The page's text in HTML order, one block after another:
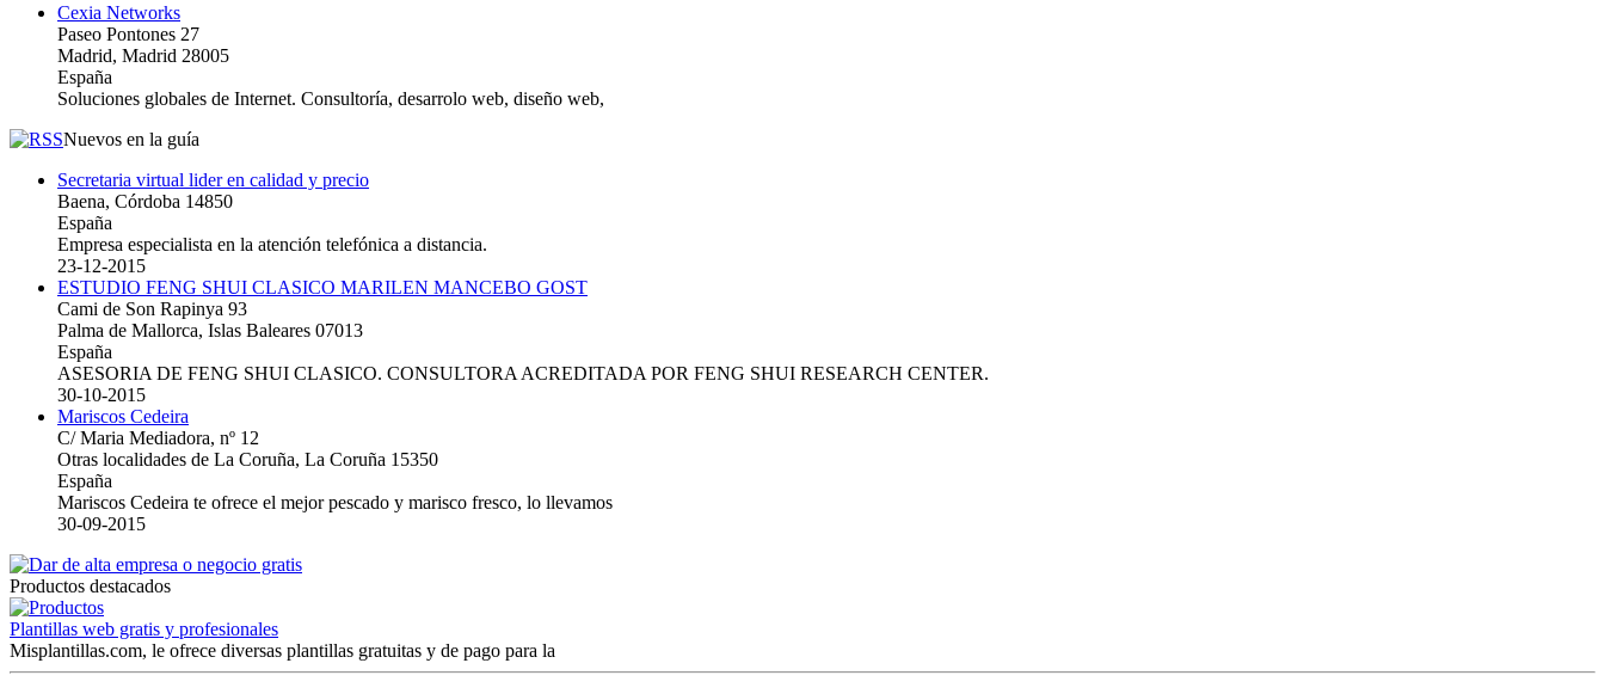
Cexia Networks
Paseo Pontones 27
Madrid, Madrid 28005
España
Soluciones globales de Internet. Consultoría, desarrolo web, diseño web,
Nuevos en la guía
Secretaria virtual lider en calidad y precio
Baena, Córdoba 14850
España
Empresa especialista en la atención telefónica a distancia.
23-12-2015
ESTUDIO FENG SHUI CLASICO MARILEN MANCEBO GOST
Cami de Son Rapinya 93
Palma de Mallorca, Islas Baleares 07013
España
ASESORIA DE FENG SHUI CLASICO. CONSULTORA ACREDITADA POR FENG SHUI RESEARCH CENTER.
30-10-2015
Mariscos Cedeira
C/ Maria Mediadora, nº 12
Otras localidades de La Coruña, La Coruña 15350
España
Mariscos Cedeira te ofrece el mejor pescado y marisco fresco, lo llevamos
30-09-2015
Productos destacados
Plantillas web gratis y profesionales
Misplantillas.com, le ofrece diversas plantillas gratuitas y de pago para la